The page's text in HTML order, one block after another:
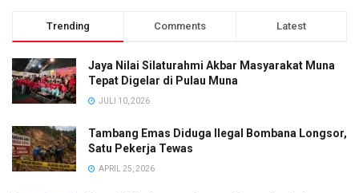
Trending Comments Latest
Jaya Nilai Silaturahmi Akbar Masyarakat Muna
Tepat Digelar di Pulau Muna
JULI 10, 2026
Tambang Emas Diduga Ilegal Bombana Longsor,
Satu Pekerja Tewas
APRIL 25, 2026